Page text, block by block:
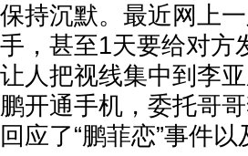
保持沉默。最近网上
手，甚至1天要给对方
让人把视线集中到李
鹏开通手机，委托哥
回应了“鹏菲恋”事件